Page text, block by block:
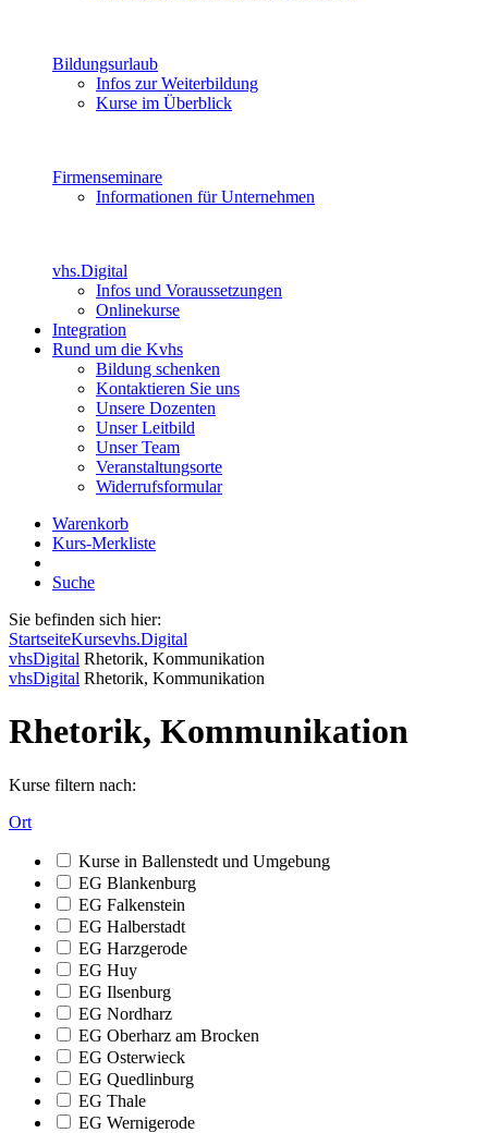
Bildungsurlaub
Infos zur Weiterbildung
Kurse im Überblick
Firmenseminare
Informationen für Unternehmen
vhs.Digital
Infos und Voraussetzungen
Onlinekurse
Integration
Rund um die Kvhs
Bildung schenken
Kontaktieren Sie uns
Unsere Dozenten
Unser Leitbild
Unser Team
Veranstaltungsorte
Widerrufsformular
Warenkorb
Kurs-Merkliste
Suche
Sie befinden sich hier:
StartseiteKursevhs.Digital
vhsDigital Rhetorik, Kommunikation
vhsDigital Rhetorik, Kommunikation
Rhetorik, Kommunikation
Kurse filtern nach:
Ort
Kurse in Ballenstedt und Umgebung
EG Blankenburg
EG Falkenstein
EG Halberstadt
EG Harzgerode
EG Huy
EG Ilsenburg
EG Nordharz
EG Oberharz am Brocken
EG Osterwieck
EG Quedlinburg
EG Thale
EG Wernigerode